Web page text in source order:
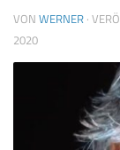
VON WERNER ·
2020